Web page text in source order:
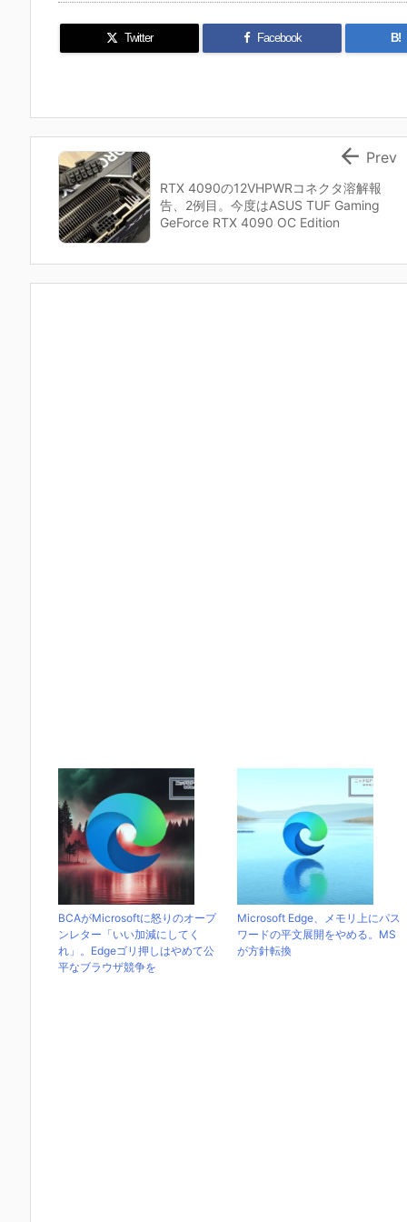
Twitter Facebook B!
RTX 4090の12VHPWRコネクタ溶解報
告、2例目。今度はASUS TUF Gaming
GeForce RTX 4090 OC Edition
 Prev
BCAがMicrosoftに怒りのオープ
ンレター「いい加減にしてく
れ」。Edgeゴリ押しはやめて公
平なブラウザ競争を
Microsoft Edge、メモリ上にパス
ワードの平文展開をやめる。MS
が方針転換